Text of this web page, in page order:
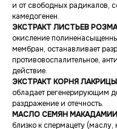
и от свободных радикалов,
камедогенен.
ЭКСТРАКТ ЛИСТЬЕВ
окисление
мембран, останавливает
противовоспалительное,
действие.
ЭКСТРАКТ КОРНЯ
обладает регенерирующим
раздражение и отечность.
МАСЛО СЕМЯН
близко к спермацету